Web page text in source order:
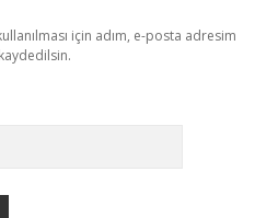
için adım, e-posta adresim